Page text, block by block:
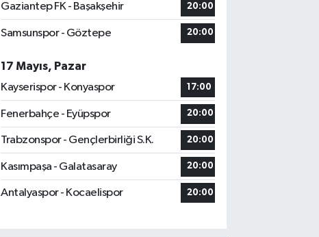
Gaziantep FK - Başakşehir 20:00
Samsunspor - Göztepe 20:00
17 Mayıs, Pazar
Kayserispor - Konyaspor
17:00
Fenerbahçe - Eyüpspor 20:00
Trabzonspor - Gençlerbirliği S.K. 20:00
Kasımpaşa - Galatasaray 20:00
Antalyaspor - Kocaelispor 20:00